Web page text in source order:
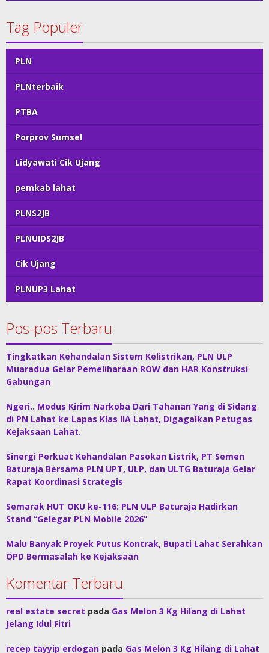
Tag Populer
PLN
PLNterbaik
PTBA
Porprov Sumsel
Lidyawati Cik Ujang
pemkab lahat
PLNS2JB
PLNUIDS2JB
Cik Ujang
PLNUP3 Lahat
Pos-pos Terbaru
Tingkatkan Kehandalan Sistem Kelistrikan, PLN ULP
Muaradua Gelar Pemeliharaan ROW dan HAR Konstruksi
Gabungan
Ngeri.. Modus Kirim Narkoba Dari Tahanan Yang di Sidang
di PN Lahat ke Lapas Klas IIA Lahat, Digagalkan Petugas
Kejaksaan Lahat.
Sinergi Perkuat Kehandalan Pasokan Listrik, PT Semen
Baturaja Bersama PLN UPT, ULP, dan ULTG Baturaja Gelar
Rapat Koordinasi Strategis
Semarak HUT OKU ke-116: PLN ULP Baturaja Hadirkan
Stand “Gelegar PLN Mobile 2026”
Malu Banyak Proyek Putus Kontrak, Bupati Lahat Serahkan
OPD Bermasalah ke Kejaksaan
Komentar Terbaru
real estate secret pada Gas Melon 3 Kg Hilang di Lahat
Jelang Idul Fitri
recep tayyip erdogan pada Gas Melon 3 Kg Hilang di Lahat